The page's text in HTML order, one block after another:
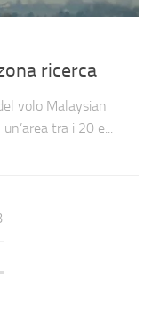
ricerca
volo Malaysian
tra i 20 e...